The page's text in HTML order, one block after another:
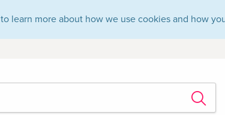
to learn more about how we use cookies and how